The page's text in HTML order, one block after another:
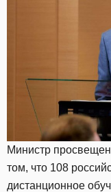
Министр
том, что 108
дистанционное